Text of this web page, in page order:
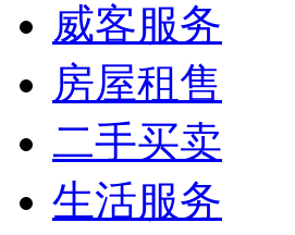
威客服务
房屋租售
二手买卖
生活服务